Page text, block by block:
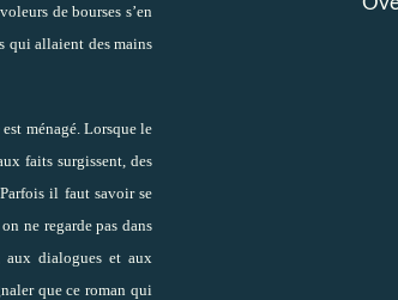
de bourses s’en
qui allaient des mains
ménagé. Lorsque le
faits surgissent, des
il faut savoir se
ne regarde pas dans
aux dialogues et aux
que ce roman qui